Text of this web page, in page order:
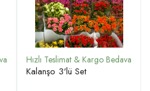
Kalanşo 3'lü Set